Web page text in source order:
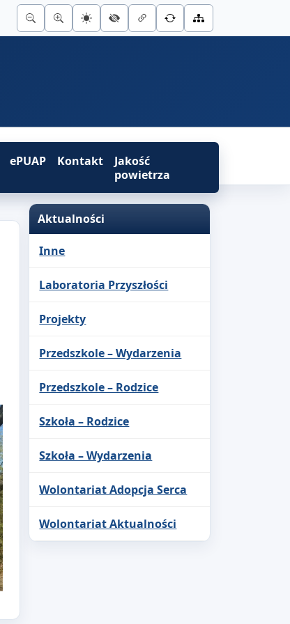
ePUAP Kontakt
Jakość
powietrza
Aktualności
Inne
Laboratoria Przyszłości
Projekty
Przedszkole – Wydarzenia
Przedszkole – Rodzice
Szkoła – Rodzice
Szkoła – Wydarzenia
Wolontariat Adopcja Serca
Wolontariat Aktualności